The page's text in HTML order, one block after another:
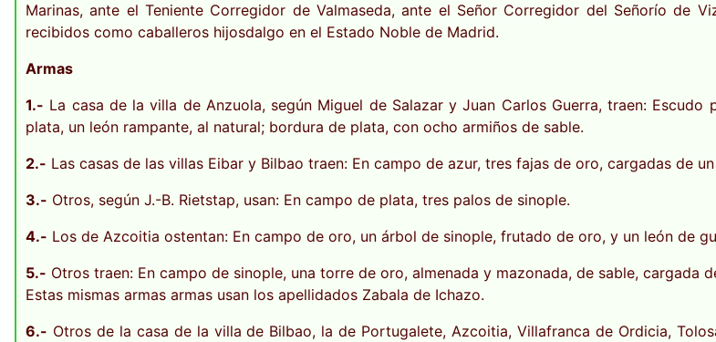
Marinas, ante el Teniente Corregidor de Valmaseda, ante el Señor Corregidor del Señorío de
recibidos como caballeros hijosdalgo en el Estado Noble de Madrid.
Armas
1.- La casa de la villa de Anzuola, según Miguel de Salazar y Juan Carlos Guerra, traen:
plata, un león rampante, al natural; bordura de plata, con ocho armiños de sable.
2.- Las casas de las villas Eibar y Bilbao traen: En campo de azur, tres fajas de oro, cargadas de
3.- Otros, según J.-B. Rietstap, usan: En campo de plata, tres palos de sinople.
4.- Los de Azcoitia ostentan: En campo de oro, un árbol de sinople, frutado de oro, y un león de
5.- Otros traen: En campo de sinople, una torre de oro, almenada y mazonada, de sable, cargada
Estas mismas armas armas usan los apellidados Zabala de Ichazo.
6.- Otros de la casa de la villa de Bilbao, la de Portugalete, Azcoitia, Villafranca de Ordicia,